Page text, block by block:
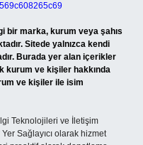
bir marka, kurum veya şahıs
Sitede yalnızca kendi
Burada yer alan içerikler
kurum ve kişiler hakkında
ve kişiler ile isim
Teknolojileri ve İletişim
Sağlayıcı olarak hizmet